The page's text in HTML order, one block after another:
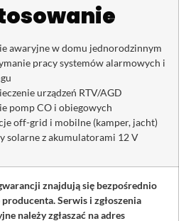
awaryjne w domu jednorodzinnym
pracy systemów alarmowych i
urządzeń RTV/AGD
pomp CO i obiegowych
off-grid i mobilne (kamper, jacht)
solarne z akumulatorami 12 V
znajdują się bezpośrednio
producenta.Serwis i zgłoszenia
należy zgłaszać na adres